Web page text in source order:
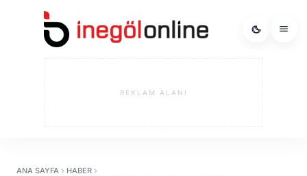
REKLAM ALANI
ANA SAYFA
HABER